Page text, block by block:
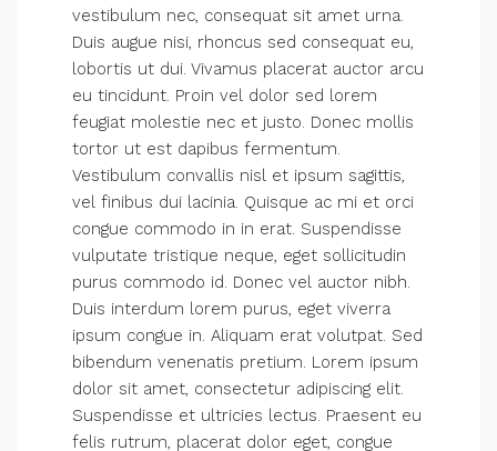
vestibulum nec, consequat sit amet urna.
Duis augue nisi, rhoncus sed consequat eu,
lobortis ut dui. Vivamus placerat auctor arcu
eu tincidunt. Proin vel dolor sed lorem
feugiat molestie nec et justo. Donec mollis
tortor ut est dapibus fermentum.
Vestibulum convallis nisl et ipsum sagittis,
vel finibus dui lacinia. Quisque ac mi et orci
congue commodo in in erat. Suspendisse
vulputate tristique neque, eget sollicitudin
purus commodo id. Donec vel auctor nibh.
Duis interdum lorem purus, eget viverra
ipsum congue in. Aliquam erat volutpat. Sed
bibendum venenatis pretium. Lorem ipsum
dolor sit amet, consectetur adipiscing elit.
Suspendisse et ultricies lectus. Praesent eu
felis rutrum, placerat dolor eget, congue